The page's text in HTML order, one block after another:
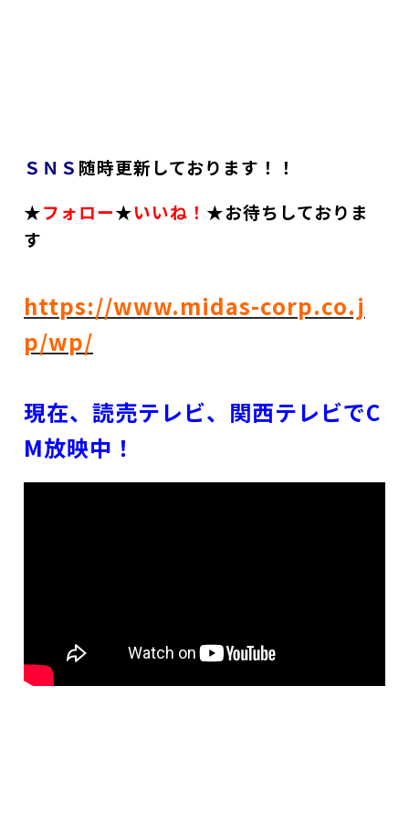
ＳＮＳ 随時更新しております！！
★フォロー★いいね！ ★お待ちしておりま
す
https://www.midas-corp.co.j
p/wp/
現在、読売テレビ、関西テレビでC
M放映中！